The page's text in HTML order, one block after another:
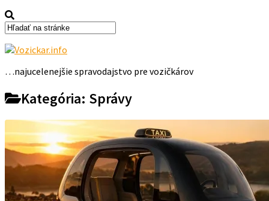
…najucelenejšie spravodajstvo pre vozičkárov
Kategória: Správy